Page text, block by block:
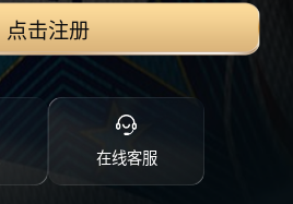
点击注册
在线客服